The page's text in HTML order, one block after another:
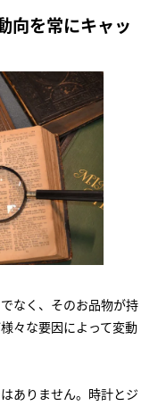
向を常にキャッ
なく、そのお品物が持
々な要因によって変動
ありません。時計とジ